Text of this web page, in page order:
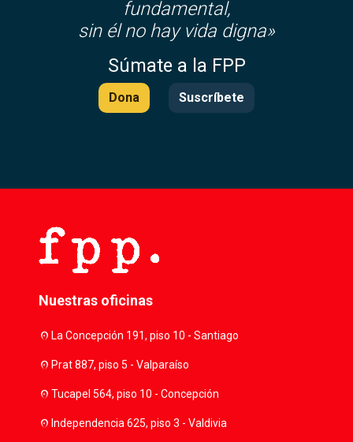
fundamental,
sin él no hay vida digna»
Súmate a la FPP
Dona Suscríbete
Nuestras oficinas
location_onLa Concepción 191, piso 10 - Santiago
location_onPrat 887, piso 5 - Valparaíso
location_onTucapel 564, piso 10 - Concepción
location_onIndependencia 625, piso 3 - Valdivia